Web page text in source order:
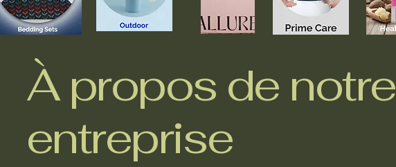
À propos de notre
entreprise